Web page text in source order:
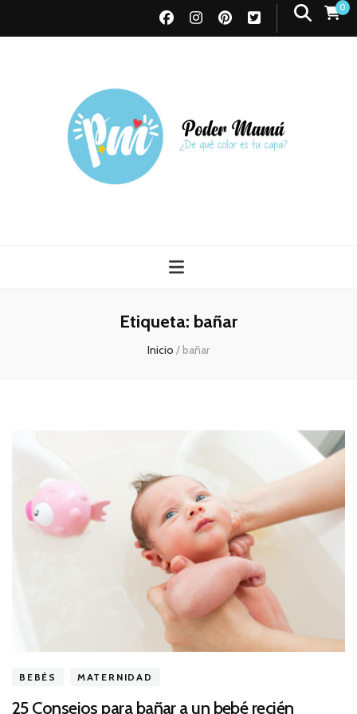
0
Etiqueta: bañar
Inicio / bañar
BEBÉS MATERNIDAD
25 Consejos para bañar a un bebé recién